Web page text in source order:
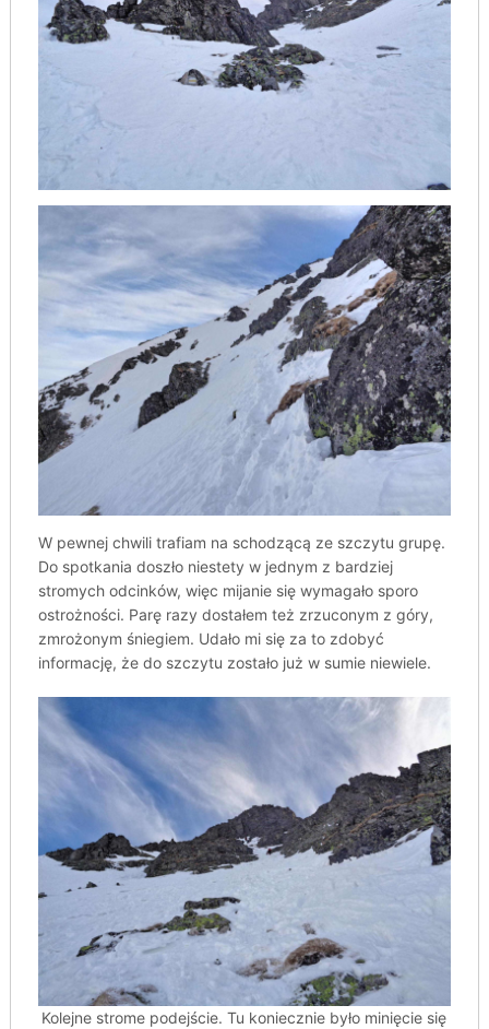
W pewnej chwili trafiam na schodzącą ze szczytu grupę.
Do spotkania doszło niestety w jednym z bardziej
stromych odcinków, więc mijanie się wymagało sporo
ostrożności. Parę razy dostałem też zrzuconym z góry,
zmrożonym śniegiem. Udało mi się za to zdobyć
informację, że do szczytu zostało już w sumie niewiele.
Kolejne strome podejście. Tu koniecznie było minięcie się